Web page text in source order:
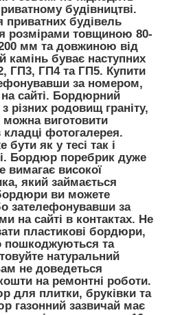
будівництві.
приватних будівель
розмірами товщиною 80-
мм та довжиною від
камінь буває наступних
ГП3, ГП4 та ГП5. Купити
за номером,
на сайті. Бордюрний
різних родовищ граніту,
можна виготовити
кладці фотогалерея.
як у тесі так і
Бордюр поребрик дуже
вимагає високої
який займається
ви можете
зателефонувавши за
на сайті в контактах. Не
пластикові бордюри,
та
натуральний
не доведеться
на ремонтні роботи.
для плитки, бруківки та
газонний зазвичай має